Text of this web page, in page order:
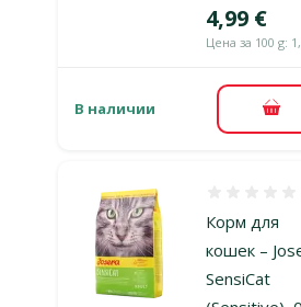
Цена
4,99 €
Цена за 100 g:
В наличии В
Корм для
кошек –
SensiCat